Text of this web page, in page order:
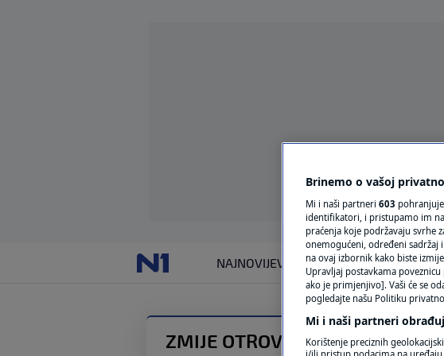
NAJNOVIJEVIJESTISVIJET
ZMIJE OTROVNICE
Brinemo o vašoj
Mi i naši partneri 603
identifikatori, i pristupamo im
praćenja koje podržavaju svrhe
onemogućeni, određeni sadržaj
na ovaj izbornik kako biste
Upravljaj postavkama
ako je primjenjivo]. Vaši će se
pogledajte našu Politiku
Mi i naši partneri
Korištenje preciznih